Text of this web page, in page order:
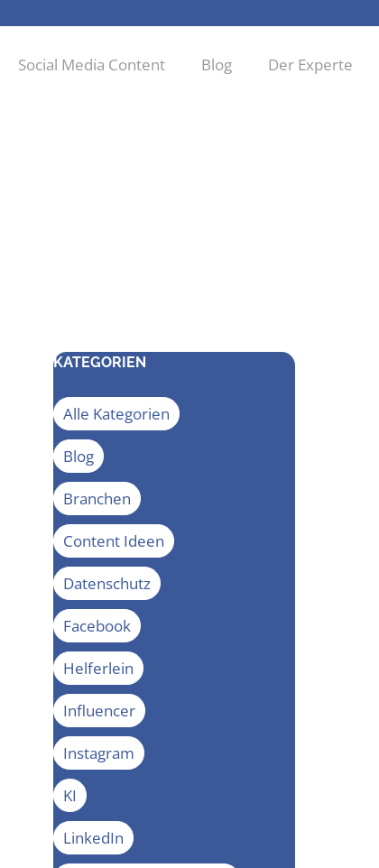
Social Media Content Blog Der Experte
KATEGORIEN
Alle Kategorien
Blog
Branchen
Content Ideen
Datenschutz
Facebook
Helferlein
Influencer
Instagram
KI
LinkedIn